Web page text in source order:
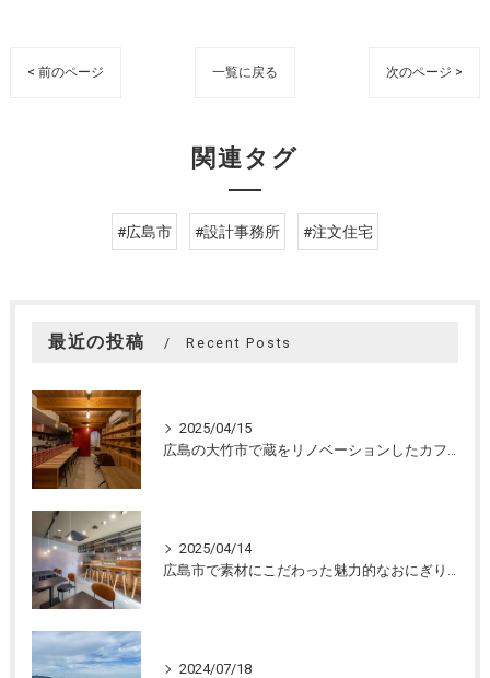
< 前のページ 一覧に戻る 次のページ >
関連タグ
#広島市 #設計事務所 #注文住宅
最近の投稿 Recent Posts
2025/04/15
2025/04/14
2024/07/18